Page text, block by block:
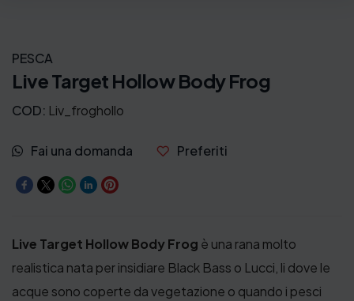
PESCA
Live Target Hollow Body Frog
COD: Liv_froghollo
Fai una domanda Preferiti
Live Target Hollow Body Frog è una rana molto
realistica nata per insidiare Black Bass o Lucci, li dove le
acque sono coperte da vegetazione o quando i pesci